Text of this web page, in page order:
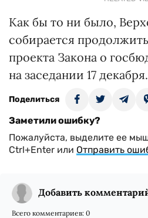
Как бы то ни было,
собирается
проекта Закона о
на заседании 17 декабря.
Поделиться
Заметили ошибку?
Пожалуйста, выделите ее
Ctrl+Enter или Отправить
Добавить
Всего комментариев: 0